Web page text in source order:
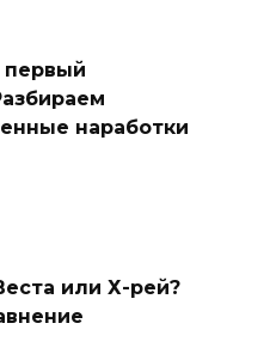
первый
наработки
или Х-рей?